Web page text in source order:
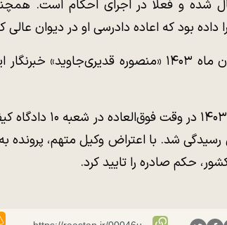
شده و فعلا در اجرای احکام است.
بود که اعاده دادرسی او در دیوان
صبح روز شنبه ۱۹ آبان ماه ۱۴۰۳ «منصوره
این پرونده ۱۹
شد. با اعتراض وکیل متهم، پرونده